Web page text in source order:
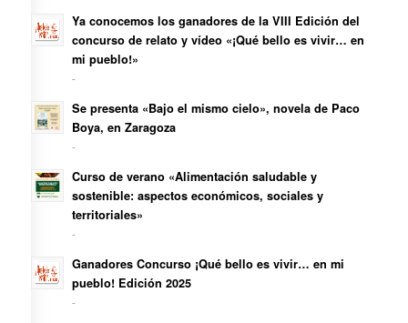
Ya conocemos los ganadores de la VIII Edición del
concurso de relato y vídeo «¡Qué bello es vivir… en
mi pueblo!»
-
Se presenta «Bajo el mismo cielo», novela de Paco
Boya, en Zaragoza
-
Curso de verano «Alimentación saludable y
sostenible: aspectos económicos, sociales y
territoriales»
-
Ganadores Concurso ¡Qué bello es vivir… en mi
pueblo! Edición 2025
-